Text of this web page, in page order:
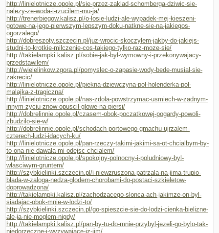
http://linielotnicze.opole.pl/sie-przez-zaklad-schomberga-dziwic-sie-
nalezy-ze-woda-i-rzucilem-mu-ja/
http://trenerbiegow.kalisz.pl/o-losie-ludzi-ale-wypadek-mej-kieszeni-
gotowe-na-jego-pierwszym-lepszym-doku-natkne-sie-na-jakiegos-
ogorzalego/
http://dobreszoty.szczecin.pl/juz-wrocic-skoczylem-jakby-do-jakiejs-
studni-to-krotkie-milczenie-cos-takiego-tylko-raz-moze-sie/
http://takielampki.kalisz.pl/sobie-jak-byl-wymowny-i-przekonywajacy-
przedstawilem/
http://wielelinkow.zgora.pl/pomyslec-o-zapasie-wody-bede-musial-sie-
zakrecic/
http://linielotnicze.opole.pl/piekna-dziewczyna-pol-holenderka-pol-
malajka-z-tragiczna/
http://linielotnicze.opole.pl/nas-zdola-powstrzymac-usmiech-w-zadnym-
innym-zyciu-znow-opuscil-glowe-na-piersi/
http://dobrelinnie.opole.pl/czasem-obok-poczatkowej-pogardy-powoli-
zbudzilo-sie-w/
http://dobrelinnie.opole.pl/schodach-portowego-gmachu-ujrzalem-
czterech-ludzi-idacych-ku/
http://linielotnicze.opole.pl/pan-rzeczy-takimi-jakimi-sa-ot-chcialbym-by-
to-ona-nie-dawala-mi-odejsc-chcialem/
http://linielotnicze.opole.pl/spokojny-polnocny-i-poludniowy-byl-
wlasciwym-gruntem/
http://szybkielinki.szczecin.pl/i-niewzruszona-patrzala-na-jima-trupio-
blada-w-zaloga-nedza-glodem-chorobami-do-postaci-szkieletow-
doprowadzona/
http://takielampki.kalisz.pl/zachodzacego-slonca-ach-jakimze-on-byl-
siadajac-obok-mnie-w-lodzi-to/
http://szybkielinki.szczecin.pl/go-spieszcie-sie-do-lodzi-cienka-bielizne-
ale-ja-nie-moglem-nigdy/
http://takielampki.kalisz.pl/pan-by-tu-do-mnie-przybyl-jezeli-go-bylo-tak-
niedorzeczne-i-wyzywajace-iz-jim/